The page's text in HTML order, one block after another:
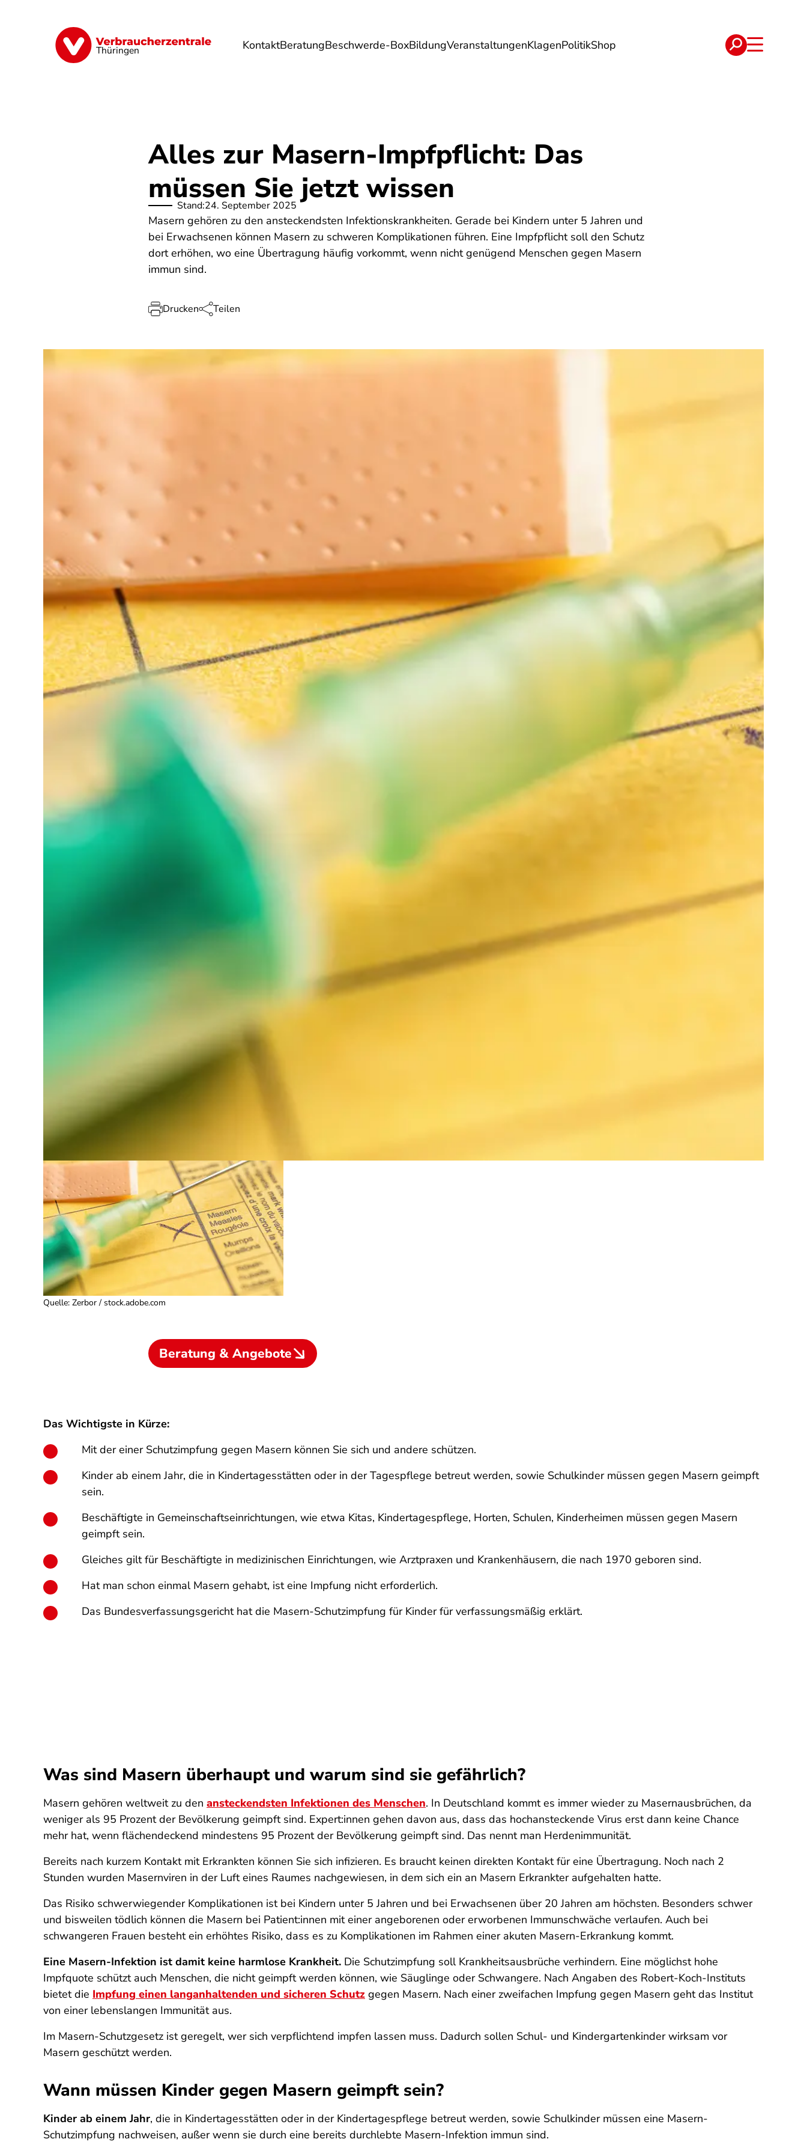
Thüringen KontaktBeratungBeschwerde-BoxBildungVeranstaltungenKlagenPolitikShop
Finanzen Digitales Lebensmittel Umwelt Gesundheit Energie Reise Verträge
Alles zur Masern-Impfpflicht: Das
müssen Sie jetzt wissen
Stand:24. September 2025
Masern gehören zu den ansteckendsten Infektionskrankheiten. Gerade bei Kindern unter 5 Jahren und
bei Erwachsenen können Masern zu schweren Komplikationen führen. Eine Impfpflicht soll den Schutz
dort erhöhen, wo eine Übertragung häufig vorkommt, wenn nicht genügend Menschen gegen Masern
immun sind.
Drucken Teilen
Quelle: Zerbor / stock.adobe.com
Beratung & Angebote
Das Wichtigste in Kürze:
Mit der einer Schutzimpfung gegen Masern können Sie sich und andere schützen.
Kinder ab einem Jahr, die in Kindertagesstätten oder in der Tagespflege betreut werden, sowie Schulkinder müssen gegen Masern geimpft
sein.
Beschäftigte in Gemeinschaftseinrichtungen, wie etwa Kitas, Kindertagespflege, Horten, Schulen, Kinderheimen müssen gegen Masern
geimpft sein.
Gleiches gilt für Beschäftigte in medizinischen Einrichtungen, wie Arztpraxen und Krankenhäusern, die nach 1970 geboren sind.
Hat man schon einmal Masern gehabt, ist eine Impfung nicht erforderlich.
Das Bundesverfassungsgericht hat die Masern-Schutzimpfung für Kinder für verfassungsmäßig erklärt.
Was sind Masern überhaupt und warum sind sie gefährlich?
Masern gehören weltweit zu den ansteckendsten Infektionen des Menschen. In Deutschland kommt es immer wieder zu Masernausbrüchen, da
weniger als 95 Prozent der Bevölkerung geimpft sind. Expert:innen gehen davon aus, dass das hochansteckende Virus erst dann keine Chance
mehr hat, wenn flächendeckend mindestens 95 Prozent der Bevölkerung geimpft sind. Das nennt man Herdenimmunität.
Bereits nach kurzem Kontakt mit Erkrankten können Sie sich infizieren. Es braucht keinen direkten Kontakt für eine Übertragung. Noch nach 2
Stunden wurden Masernviren in der Luft eines Raumes nachgewiesen, in dem sich ein an Masern Erkrankter aufgehalten hatte.
Das Risiko schwerwiegender Komplikationen ist bei Kindern unter 5 Jahren und bei Erwachsenen über 20 Jahren am höchsten. Besonders schwer
und bisweilen tödlich können die Masern bei Patient:innen mit einer angeborenen oder erworbenen Immunschwäche verlaufen. Auch bei
schwangeren Frauen besteht ein erhöhtes Risiko, dass es zu Komplikationen im Rahmen einer akuten Masern-Erkrankung kommt.
Eine Masern-Infektion ist damit keine harmlose Krankheit. Die Schutzimpfung soll Krankheitsausbrüche verhindern. Eine möglichst hohe
Impfquote schützt auch Menschen, die nicht geimpft werden können, wie Säuglinge oder Schwangere. Nach Angaben des Robert-Koch-Instituts
bietet die Impfung einen langanhaltenden und sicheren Schutz gegen Masern. Nach einer zweifachen Impfung gegen Masern geht das Institut
von einer lebenslangen Immunität aus.
Im Masern-Schutzgesetz ist geregelt, wer sich verpflichtend impfen lassen muss. Dadurch sollen Schul- und Kindergartenkinder wirksam vor
Masern geschützt werden.
Wann müssen Kinder gegen Masern geimpft sein?
Kinder ab einem Jahr, die in Kindertagesstätten oder in der Kindertagespflege betreut werden, sowie Schulkinder müssen eine Masern-
Schutzimpfung nachweisen, außer wenn sie durch eine bereits durchlebte Masern-Infektion immun sind.